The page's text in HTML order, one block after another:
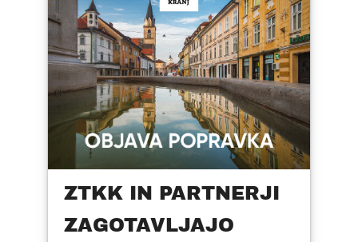
ZTKK IN PARTNERJI
ZAGOTAVLJAJO